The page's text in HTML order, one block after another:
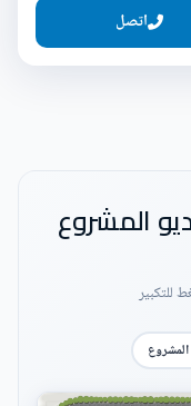
اتصل
المشروع
للتكبير